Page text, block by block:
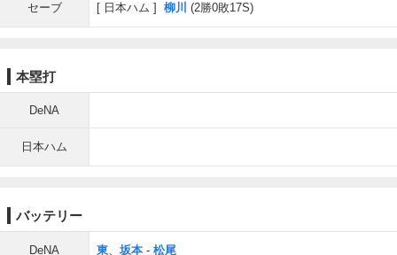
セーブ 日本ハム 柳川 (2勝0敗17S)
本塁打
DeNA
日本ハム
バッテリー
DeNA 東、 坂本 - 松尾